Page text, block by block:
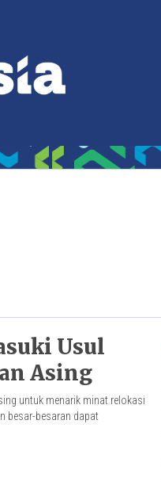
Usul
Asing
untuk menarik minat relokasi
besar-besaran dapat